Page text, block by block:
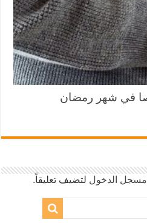
في شهر رمضان
مسجل الدخول لتضيف تعليقاً.